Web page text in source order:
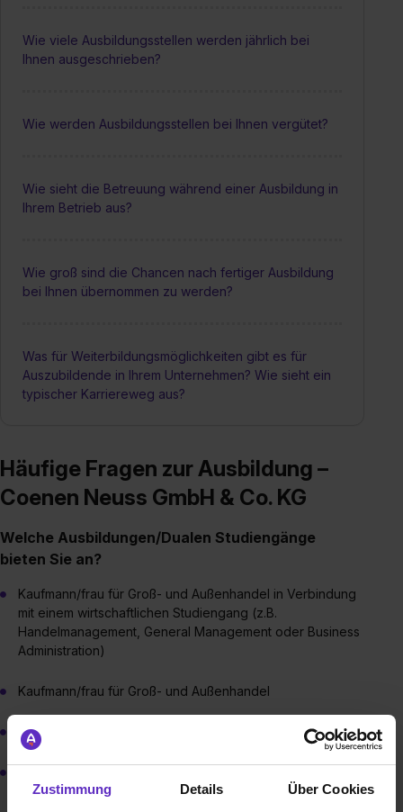
Zustimmung Details Über Cookies
Wie viele Ausbildungsstellen werden jährlich bei
Ihnen ausgeschrieben?
Wie werden Ausbildungsstellen bei Ihnen vergütet?
Wie sieht die Betreuung während einer Ausbildung in
Ihrem Betrieb aus?
Wie groß sind die Chancen nach fertiger Ausbildung
bei Ihnen übernommen zu werden?
Was für Weiterbildungsmöglichkeiten gibt es für
Auszubildende in Ihrem Unternehmen? Wie sieht ein
typischer Karriereweg aus?
Häufige Fragen zur Ausbildung –
Coenen Neuss GmbH & Co. KG
Welche Ausbildungen/Dualen Studiengänge
bieten Sie an?
Kaufmann/frau für Groß- und Außenhandel in Verbindung
mit einem wirtschaftlichen Studiengang (z.B.
Handelmanagement, General Management oder Business
Administration)
Kaufmann/frau für Groß- und Außenhandel
Kaufmann/frau für Bürokommunikation